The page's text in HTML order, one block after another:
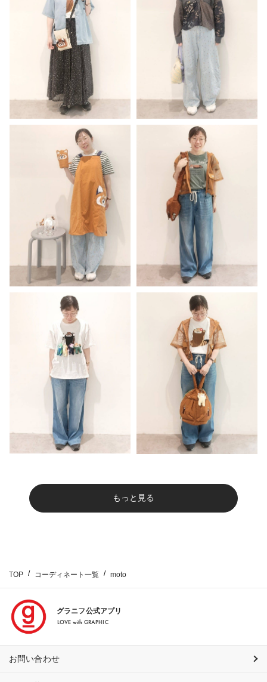
もっと見る
TOP コーディネート一覧 moto
グラニフ公式アプリ
LOVE with GRAPHIC
お問い合わせ